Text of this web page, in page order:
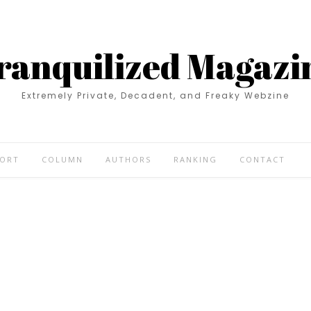
Extremely Private, Decadent, and Freaky Webzine
COLUMN AUTHORS RANKING CONTACT